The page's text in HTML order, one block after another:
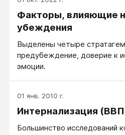
Факторы, влияющие
убеждения
Выделены четыре
предубеждение, доверие к
эмоции.
01 янв. 2010 г.
Интернализация
Большинство исследований